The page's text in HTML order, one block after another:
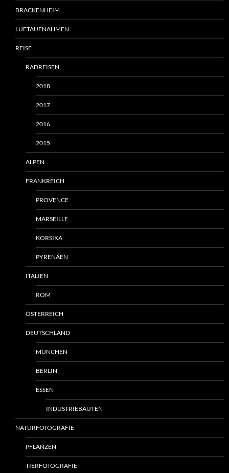
BRACKENHEIM
LUFTAUFNAHMEN
REISE
RADREISEN
2018
2017
2016
2015
ALPEN
FRANKREICH
PROVENCE
MARSEILLE
KORSIKA
PYRENÄEN
ITALIEN
ROM
ÖSTERREICH
DEUTSCHLAND
MÜNCHEN
BERLIN
ESSEN
INDUSTRIEBAUTEN
NATURFOTOGRAFIE
PFLANZEN
TIERFOTOGRAFIE